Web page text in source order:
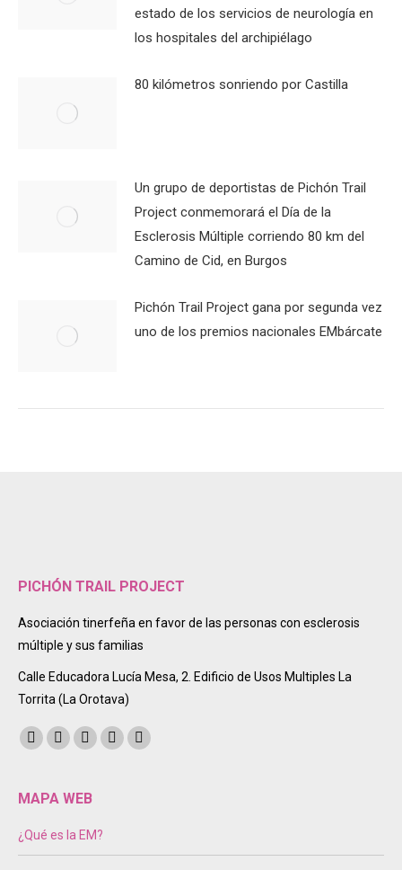
estado de los servicios de neurología en
los hospitales del archipiélago
80 kilómetros sonriendo por Castilla
Un grupo de deportistas de Pichón Trail
Project conmemorará el Día de la
Esclerosis Múltiple corriendo 80 km del
Camino de Cid, en Burgos
Pichón Trail Project gana por segunda vez
uno de los premios nacionales EMbárcate
PICHÓN TRAIL PROJECT
Asociación tinerfeña en favor de las personas con esclerosis
múltiple y sus familias
Calle Educadora Lucía Mesa, 2. Edificio de Usos Multiples La
Torrita (La Orotava)
Encuéntranos en:
Facebook
opens
new
Twitter
opens
new
Instagram
opens
new
Mail Sitio
MAPA WEB
¿Qué es la EM?